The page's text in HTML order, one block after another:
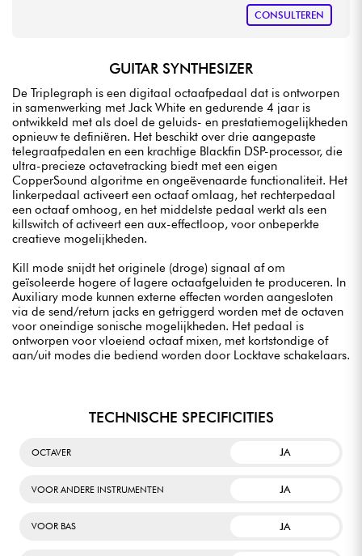
CONSULTEREN
GUITAR SYNTHESIZER
De Triplegraph is een digitaal octaafpedaal dat is ontworpen
in samenwerking met Jack White en gedurende 4 jaar is
ontwikkeld met als doel de geluids- en prestatiemogelijkheden
opnieuw te definiëren. Het beschikt over drie aangepaste
telegraafpedalen en een krachtige Blackfin DSP-processor, die
ultra-precieze octavetracking biedt met een eigen
CopperSound algoritme en ongeëvenaarde functionaliteit. Het
linkerpedaal activeert een octaaf omlaag, het rechterpedaal
een octaaf omhoog, en het middelste pedaal werkt als een
killswitch of activeert een aux-effectloop, voor onbeperkte
creatieve mogelijkheden.
Kill mode snijdt het originele (droge) signaal af om
geïsoleerde hogere of lagere octaafgeluiden te produceren. In
Auxiliary mode kunnen externe effecten worden aangesloten
via de send/return jacks en getriggerd worden met de octaven
voor oneindige sonische mogelijkheden. Het pedaal is
ontworpen voor vloeiend octaaf mixen, met kortstondige of
aan/uit modes die bediend worden door Locktave schakelaars.
TECHNISCHE SPECIFICITIES
OCTAVER JA
VOOR ANDERE INSTRUMENTEN JA
VOOR BAS JA